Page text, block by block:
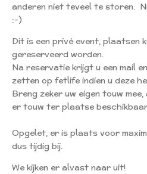
anderen niet teveel te storen.
:-)
Dit is een privé event, plaatsen
gereserveerd worden.
Na reservatie krijgt u een mail
zetten op fetlife indien u deze
Breng zeker uw eigen touw
er touw ter plaatse
Opgelet, er is plaats voor
dus tijdig bij.
We kijken er alvast naar uit!